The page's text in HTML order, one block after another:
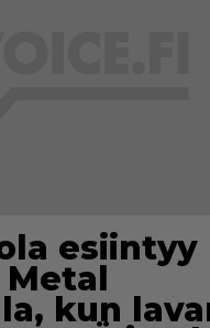
esiintyy
kun